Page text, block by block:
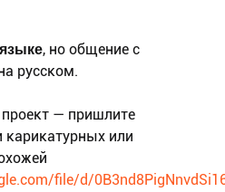
, но общение с
русском.
проект — пришлите
или
file/d/